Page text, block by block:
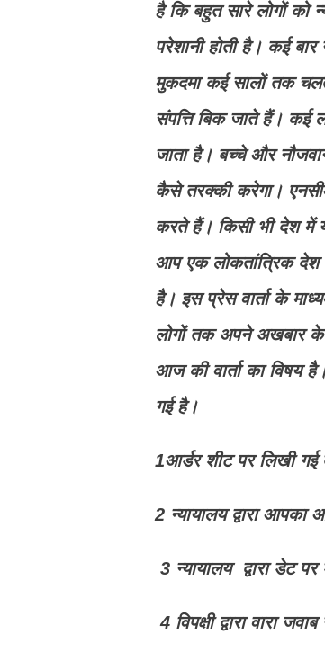
है कि बहुत सारे लोगों को
परेशानी होती है। कई
मुकदमा कई सालों तक
संपत्ति बिक जाते हैं। कई
जाता है। बच्चे और
कैसे तरक्की करेगा।
करते हैं। किसी भी देश में
आप एक लोकतांत्रिक देश
है। इस प्रेस वार्ता के
लोगों तक अपने अखबार के
आज की वार्ता का विषय
गई है।
1आर्डर शीट पर लिखी गई
2 न्यायालय द्वारा
3 न्यायालय द्वारा डेट
4 विपक्षी द्वारा वारा